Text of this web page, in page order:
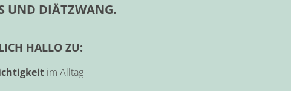
UND DIÄTZWANG.
HALLO ZU:
im Alltag